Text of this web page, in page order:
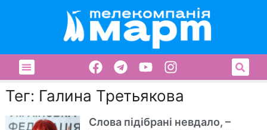
Тег: Галина Третьякова
Слова підібрані невдало, –